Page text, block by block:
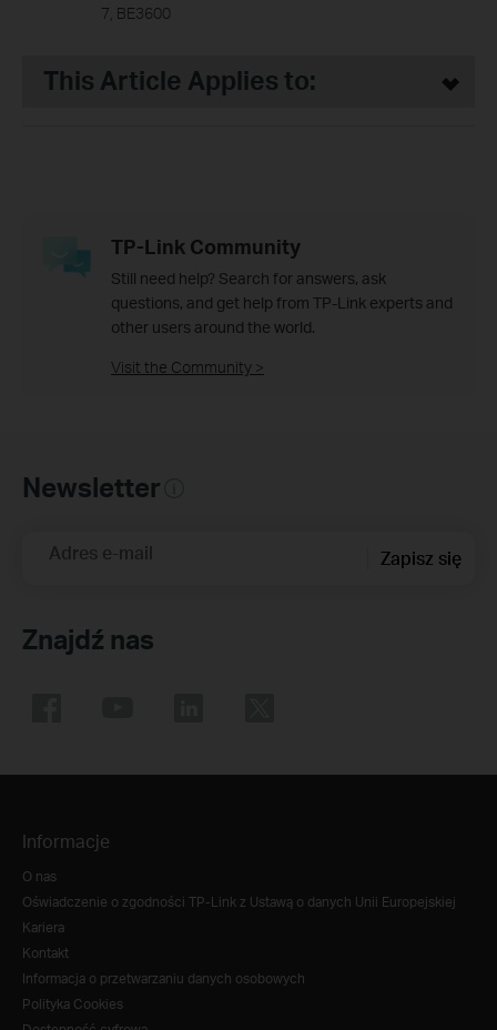
7, BE3600
This Article Applies to:
TP-Link Community
Still need help? Search for answers, ask
questions, and get help from TP-Link experts and
other users around the world.
Visit the Community >
Newsletter
Adres e-mail Zapisz się
Znajdź nas
Informacje
O nas
Oświadczenie o zgodności TP-Link z Ustawą o danych Unii Europejskiej
Kariera
Kontakt
Informacja o przetwarzaniu danych osobowych
Polityka Cookies